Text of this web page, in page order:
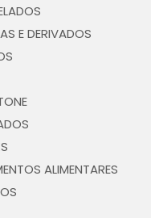
E DERIVADOS
ALIMENTARES